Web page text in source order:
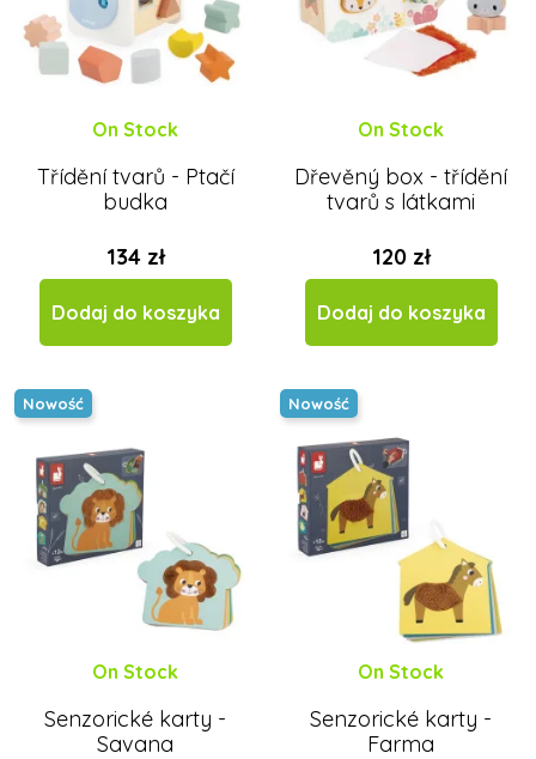
On Stock
Třídění tvarů - Ptačí
budka
134 zł
Dodaj do koszyka
On Stock
Dřevěný box - třídění
tvarů s látkami
120 zł
Dodaj do koszyka
Nowość
On Stock
Senzorické karty -
Savana
Nowość
On Stock
Senzorické karty -
Farma